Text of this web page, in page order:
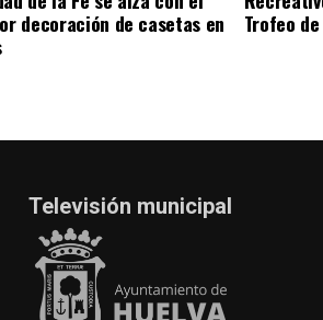
decoración de casetas en
Trofeo
Televisión municipal